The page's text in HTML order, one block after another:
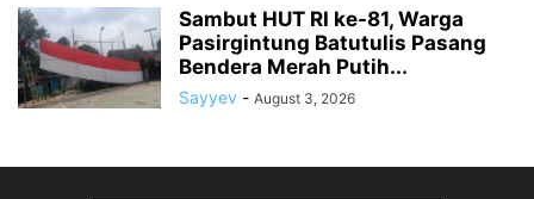
Sambut HUT RI ke-81, Warga
Pasirgintung Batutulis Pasang
Bendera Merah Putih...
Sayyev - August 3, 2026